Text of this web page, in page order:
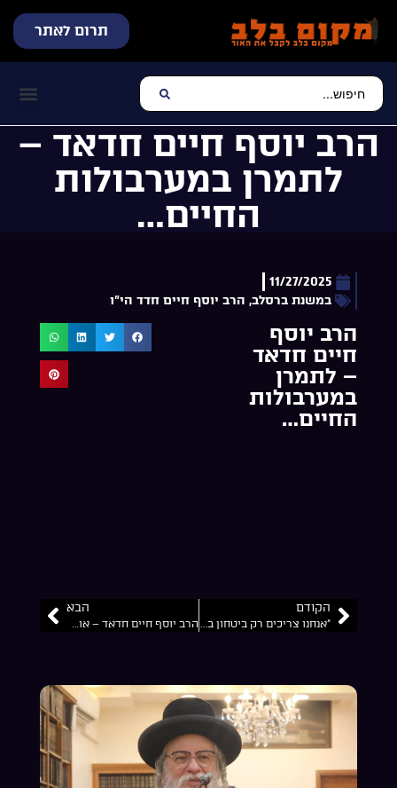
תרום לאתר
הרב יוסף חיים חדאד –
לתמרן במערבולות
החיים…
11/27/2025
במשנת ברסלב, הרב יוסף חיים חדד הי"ו
הרב יוסף
חיים חדאד
– לתמרן
במערבולות
החיים…
הקודם
“אנחנו צריכים רק ביטחון בהשם וזה יסדר לנו את הכל”… הרב ניסן דוד קיוואק שליט”א ז’ כסליו התשפ”ו
הבא
הרב יוסף חיים חדאד – אומן ראש השנה – על כל השאלות הנפוצות – חלק ג’ מה ההבטחה ואיך מתמודדים עם מניעות